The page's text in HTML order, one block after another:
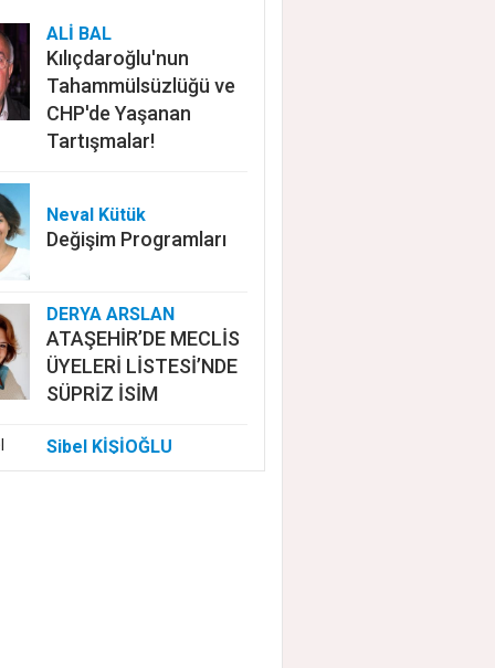
ALİ BAL
Kılıçdaroğlu'nun
Tahammülsüzlüğü ve
CHP'de Yaşanan
Tartışmalar!
Neval Kütük
Değişim Programları
DERYA ARSLAN
ATAŞEHİR’DE MECLİS
ÜYELERİ LİSTESİ’NDE
SÜPRİZ İSİM
Sibel KİŞİOĞLU
EUROVISION'DA